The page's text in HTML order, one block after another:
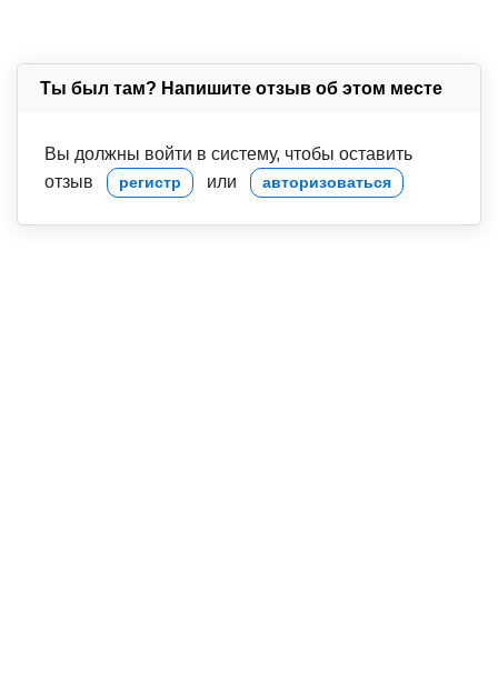
Ты был там? Напишите отзыв об этом месте
Вы должны войти в систему, чтобы оставить
отзыв
регистр или авторизоваться